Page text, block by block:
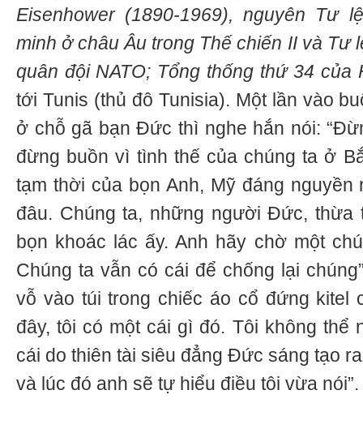
Eisenhower (1890-1969), nguyên Tư
minh ở châu Âu trong Thế chiến II và Tư
quân đội NATO; Tổng thống thứ 34 của
tới Tunis (thủ đô Tunisia). Một lần vào
ở chỗ gã bạn Đức thì nghe hắn nói:
đừng buồn vì tình thế của chúng ta ở
tạm thời của bọn Anh, Mỹ đáng
đâu. Chúng ta, những người Đức, thừa
bọn khoác lác ấy. Anh hãy chờ một
Chúng ta vẫn có cái để chống lại
vỗ vào túi trong chiếc áo cổ đứng kitel
đây, tôi có một cái gì đó. Tôi không thể
cái do thiên tài siêu đẳng Đức sáng tạo
và lúc đó anh sẽ tự hiểu điều tôi vừa nói”.